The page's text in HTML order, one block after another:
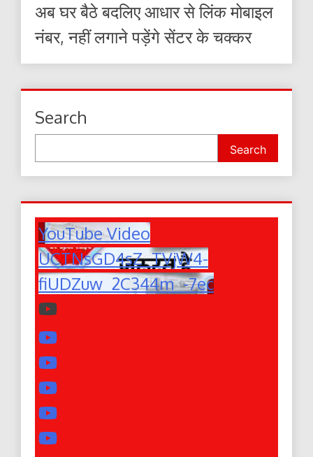
अब घर बैठे बदलिए आधार से लिंक मोबाइल
नंबर, नहीं लगाने पड़ेंगे सेंटर के चक्कर
Search
Search
YouTube Video
UCTNsGD4sZ_TVjW4-
fiUDZuw_2C344m_-7ec